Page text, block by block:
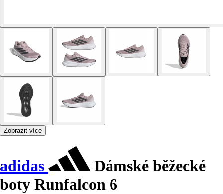
Zobrazit více
adidas
Dámské běžecké
boty Runfalcon 6